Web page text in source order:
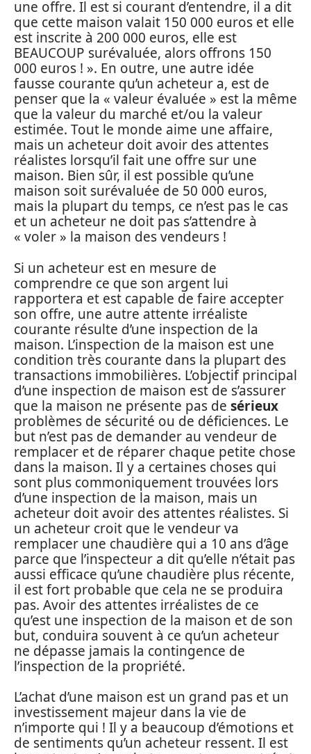
une offre. Il est si courant d’entendre, il a dit
que cette maison valait 150 000 euros et elle
est inscrite à 200 000 euros, elle est
BEAUCOUP surévaluée, alors offrons 150
000 euros ! ». En outre, une autre idée
fausse courante qu’un acheteur a, est de
penser que la « valeur évaluée » est la même
que la valeur du marché et/ou la valeur
estimée. Tout le monde aime une affaire,
mais un acheteur doit avoir des attentes
réalistes lorsqu’il fait une offre sur une
maison. Bien sûr, il est possible qu’une
maison soit surévaluée de 50 000 euros,
mais la plupart du temps, ce n’est pas le cas
et un acheteur ne doit pas s’attendre à
« voler » la maison des vendeurs !
Si un acheteur est en mesure de
comprendre ce que son argent lui
rapportera et est capable de faire accepter
son offre, une autre attente irréaliste
courante résulte d’une inspection de la
maison. L’inspection de la maison est une
condition très courante dans la plupart des
transactions immobilières. L’objectif principal
d’une inspection de maison est de s’assurer
que la maison ne présente pas de sérieux
problèmes de sécurité ou de déficiences. Le
but n’est pas de demander au vendeur de
remplacer et de réparer chaque petite chose
dans la maison. Il y a certaines choses qui
sont plus commoniquement trouvées lors
d’une inspection de la maison, mais un
acheteur doit avoir des attentes réalistes. Si
un acheteur croit que le vendeur va
remplacer une chaudière qui a 10 ans d’âge
parce que l’inspecteur a dit qu’elle n’était pas
aussi efficace qu’une chaudière plus récente,
il est fort probable que cela ne se produira
pas. Avoir des attentes irréalistes de ce
qu’est une inspection de la maison et de son
but, conduira souvent à ce qu’un acheteur
ne dépasse jamais la contingence de
l’inspection de la propriété.
L’achat d’une maison est un grand pas et un
investissement majeur dans la vie de
n’importe qui ! Il y a beaucoup d’émotions et
de sentiments qu’un acheteur ressent. Il est